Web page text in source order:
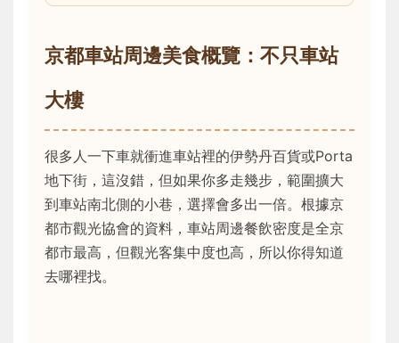
京都車站周邊美食概覽：不只車站
大樓
很多人一下車就衝進車站裡的伊勢丹百貨或Porta
地下街，這沒錯，但如果你多走幾步，範圍擴大
到車站南北側的小巷，選擇會多出一倍。根據京
都市觀光協會的資料，車站周邊餐飲密度是全京
都市最高，但觀光客集中度也高，所以你得知道
去哪裡找。